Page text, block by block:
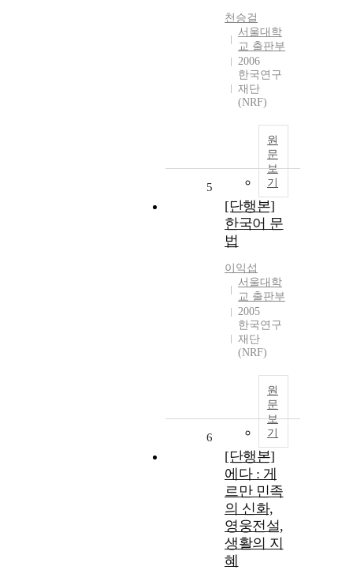
천승걸
서울대학
교 출판부
2006
한국연구
재단
(NRF)
원
문
보
기
5
[단행본]
한국어 문
법
이익섭
서울대학
교 출판부
2005
한국연구
재단
(NRF)
원
문
보
기
6
[단행본]
에다 : 게
르만 민족
의 신화,
영웅전설,
생활의 지
혜